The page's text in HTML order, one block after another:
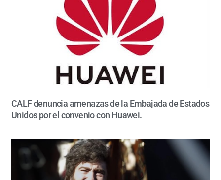
CALF denuncia amenazas de la Embajada de Estados
Unidos por el convenio con Huawei.